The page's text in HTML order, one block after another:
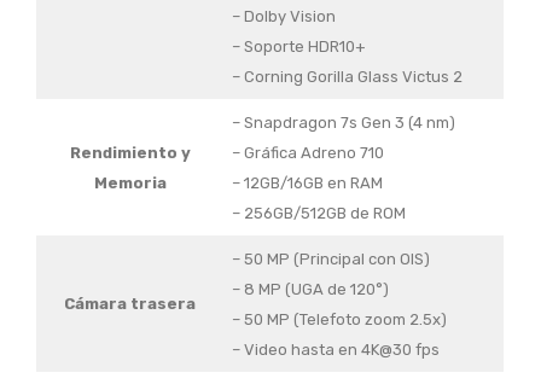
– Dolby Vision
– Soporte HDR10+
– Corning Gorilla Glass Victus 2
Rendimiento y
Memoria
– Snapdragon 7s Gen 3 (4 nm)
– Gráfica Adreno 710
– 12GB/16GB en RAM
– 256GB/512GB de ROM
Cámara trasera
– 50 MP (Principal con OIS)
– 8 MP (UGA de 120°)
– 50 MP (Telefoto zoom 2.5x)
– Video hasta en 4K@30 fps